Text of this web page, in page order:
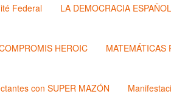
Federal LA DEMOCRACIA
HEROIC MATEMÁTICAS
con SUPER MAZÓN